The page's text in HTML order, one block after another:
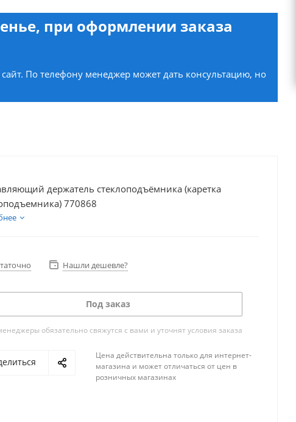
при оформлении заказа
По телефону менеджер может дать консультацию, но
держатель стеклоподъёмника (каретка
770868
Нашли дешевле?
Под заказ
обязательно свяжутся с вами и уточнят условия заказа
Цена действительна только для интернет-
магазина и может отличаться от цен в
розничных магазинах